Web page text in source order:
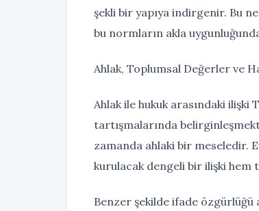
şekli bir yapıya indirgenir. Bu
bu normların akla
Ahlak, Toplumsal Değerler ve
Ahlak ile hukuk arasındaki ilişki
tartışmalarında
zamanda ahlaki bir meseledir.
kurulacak dengeli bir ilişki hem
Benzer şekilde ifade özgürlüğü